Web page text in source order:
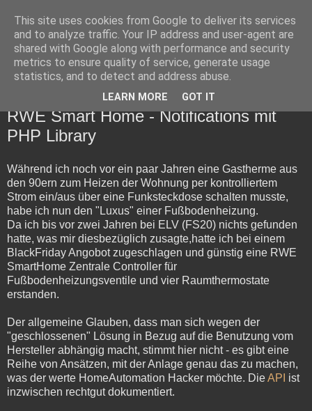
Lötzimmer
Probleme, die es ohne Computer (leider) nicht gäbe...
RWE Smart Home - Notifications mit
PHP Library
Während ich noch vor ein paar Jahren eine Gastherme aus
den 90ern zum Heizen der Wohnung per kontrolliertem
Strom ein/aus über eine Funksteckdose schalten musste,
habe ich nun den "Luxus" einer Fußbodenheizung.
Da ich bis vor zwei Jahren bei ELV (FS20) nichts gefunden
hatte, was mir diesbezüglich zusagte,hatte ich bei einem
BlackFriday Angobot zugeschlagen und günstig eine RWE
SmartHome Zentrale Controller für
Fußbodenheizungsventile und vier Raumthermostate
erstanden.
Der allgemeine Glauben, dass man sich wegen der
"geschlossenen" Lösung in Bezug auf die Benutzung vom
Hersteller abhängig macht, stimmt hier nicht - es gibt eine
Reihe von Ansätzen, mit der Anlage genau das zu machen,
was der werte HomeAutomation Hacker möchte. DieAPI ist
inzwischen rechtgut dokumentiert.
This site uses cookies from Google to deliver its services
and to analyze traffic. Your IP address and user-agent are
shared with Google along with performance and security
metrics to ensure quality of service, generate usage
statistics, and to detect and address abuse.
LEARN MORE GOT IT